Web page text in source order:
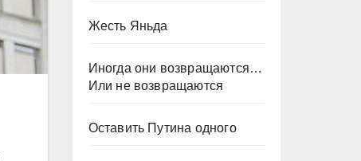
Жесть Яньда
Иногда они возвращаются…
Или не возвращаются
Оставить Путина одного